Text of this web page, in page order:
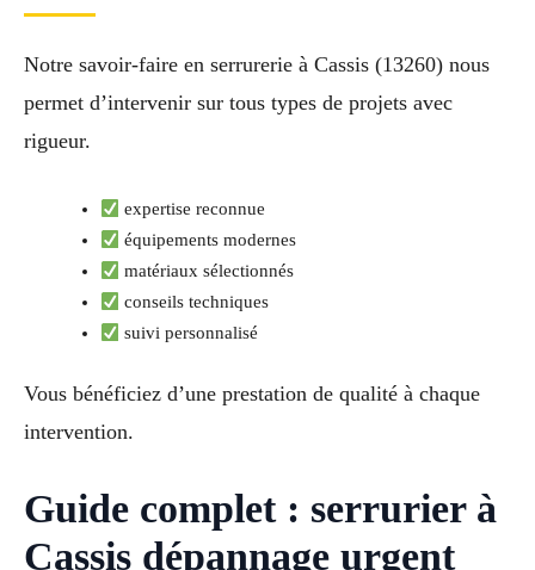
Notre savoir-faire en serrurerie à Cassis (13260) nous
permet d’intervenir sur tous types de projets avec
rigueur.
expertise reconnue
équipements modernes
matériaux sélectionnés
conseils techniques
suivi personnalisé
Vous bénéficiez d’une prestation de qualité à chaque
intervention.
Guide complet : serrurier à
Cassis dépannage urgent